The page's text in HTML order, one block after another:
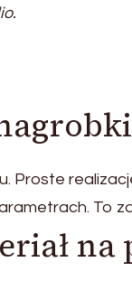
Proste
To
na